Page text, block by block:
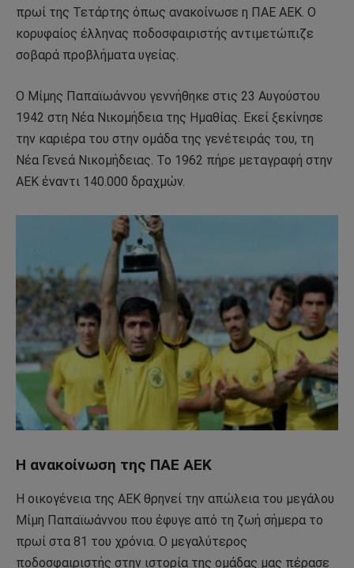
πρωί της Τετάρτης όπως ανακοίνωσε η ΠΑΕ ΑΕΚ. Ο
κορυφαίος έλληνας ποδοσφαιριστής αντιμετώπιζε
σοβαρά προβλήματα υγείας.
Ο Μίμης Παπαϊωάννου γεννήθηκε στις 23 Αυγούστου
1942 στη Νέα Νικομήδεια της Ημαθίας. Εκεί ξεκίνησε
την καριέρα του στην ομάδα της γενέτειράς του, τη
Νέα Γενεά Νικομήδειας. Το 1962 πήρε μεταγραφή στην
ΑΕΚ έναντι 140.000 δραχμών.
Η ανακοίνωση της ΠΑΕ ΑΕΚ
Η οικογένεια της ΑΕΚ θρηνεί την απώλεια του μεγάλου
Μίμη Παπαϊωάννου που έφυγε από τη ζωή σήμερα το
πρωί στα 81 του χρόνια. Ο μεγαλύτερος
ποδοσφαιριστής στην ιστορία της ομάδας μας πέρασε